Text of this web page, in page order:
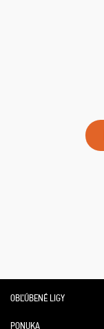
OBĽÚBENÉ LIGY
PONUKA